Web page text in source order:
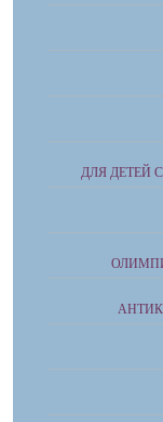
ДЛЯ ДЕТЕЙ